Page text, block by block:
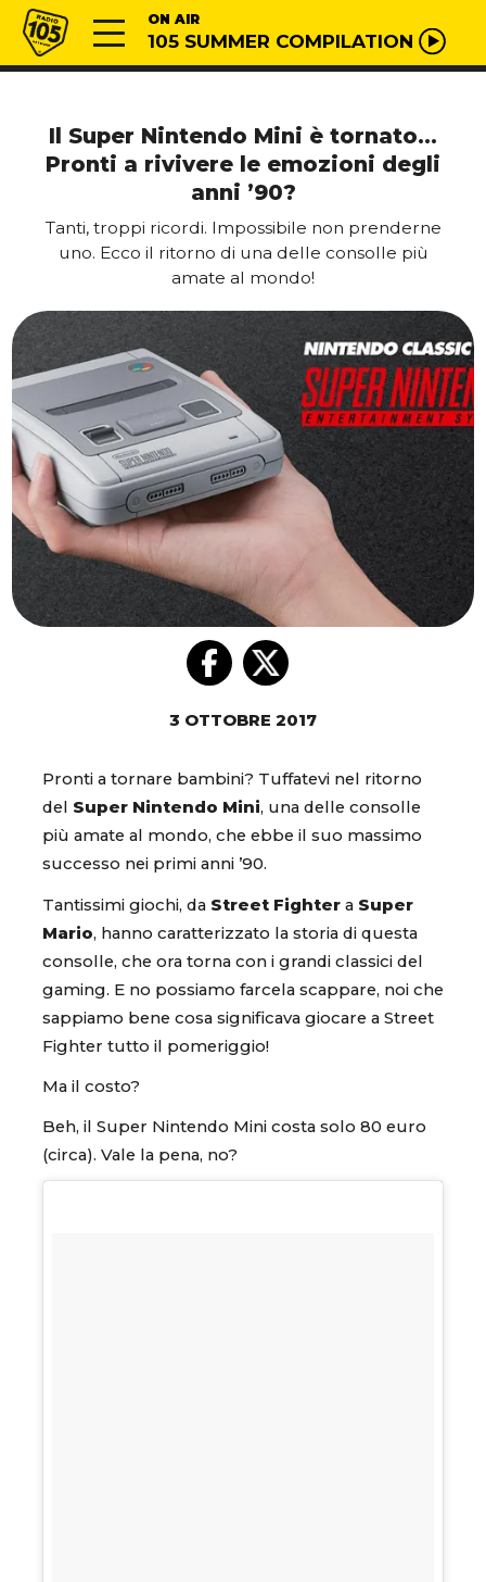
Vai al contenuto
Radio 105 ON AIR
105 SUMMER COMPILATION
Il Super Nintendo Mini è tornato…
Pronti a rivivere le emozioni degli
anni ’90?
Tanti, troppi ricordi. Impossibile non prenderne
uno. Ecco il ritorno di una delle consolle più
amate al mondo!
3 OTTOBRE 2017
Pronti a tornare bambini? Tuffatevi nel ritorno
del Super Nintendo Mini, una delle consolle
più amate al mondo, che ebbe il suo massimo
successo nei primi anni ’90.
Tantissimi giochi, da Street Fighter a Super
Mario, hanno caratterizzato la storia di questa
consolle, che ora torna con i grandi classici del
gaming. E no possiamo farcela scappare, noi che
sappiamo bene cosa significava giocare a Street
Fighter tutto il pomeriggio!
Ma il costo?
Beh, il Super Nintendo Mini costa solo 80 euro
(circa). Vale la pena, no?